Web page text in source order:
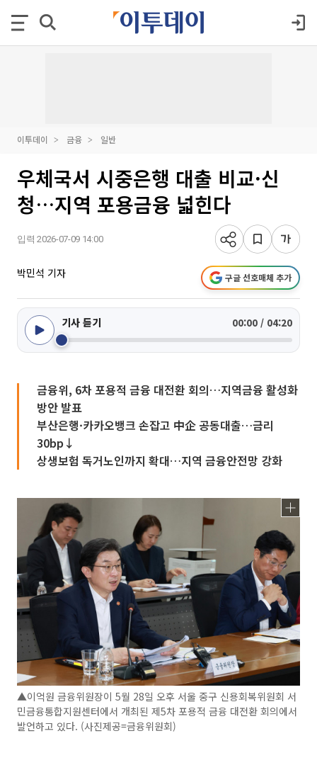
이투데이 금융 일반
우체국서 시중은행 대출 비교·신
청…지역 포용금융 넓힌다
입력 2026-07-09 14:00
박민석 기자 구글 선호매체 추가
기사 듣기 00:00 / 04:20
금융위, 6차 포용적 금융 대전환 회의…지역금융 활성화
방안 발표
부산은행·카카오뱅크 손잡고 中企 공동대출…금리
30bp↓
상생보험 독거노인까지 확대…지역 금융안전망 강화
▲이억원 금융위원장이 5월 28일 오후 서울 중구 신용회복위원회 서
민금융통합지원센터에서 개최된 제5차 포용적 금융 대전환 회의에서
발언하고 있다. (사진제공=금융위원회)